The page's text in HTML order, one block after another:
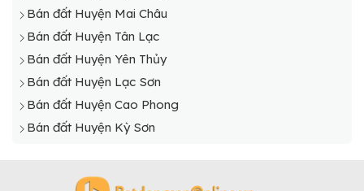
Bán đất Huyện Mai Châu
Bán đất Huyện Tân Lạc
Bán đất Huyện Yên Thủy
Bán đất Huyện Lạc Sơn
Bán đất Huyện Cao Phong
Bán đất Huyện Kỳ Sơn